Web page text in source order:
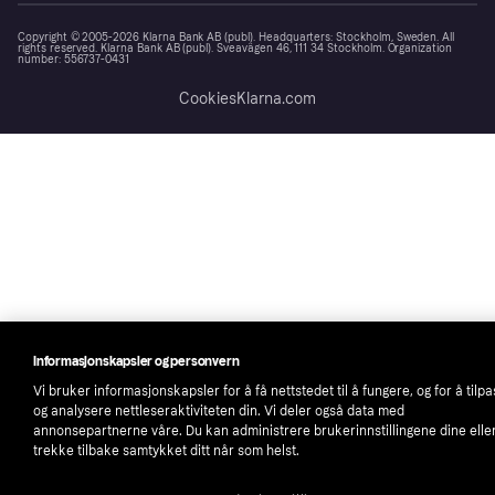
Copyright © 2005-2026 Klarna Bank AB (publ). Headquarters: Stockholm, Sweden. All
rights reserved. Klarna Bank AB (publ). Sveavägen 46, 111 34 Stockholm. Organization
number: 556737-0431
CookiesKlarna.com
Informasjonskapsler og personvern
Vi bruker informasjonskapsler for å få nettstedet til å fungere, og for å
og analysere nettleseraktiviteten din. Vi deler også data med
annonsepartnerne våre. Du kan administrere brukerinnstillingene dine
trekke tilbake samtykket ditt når som helst.